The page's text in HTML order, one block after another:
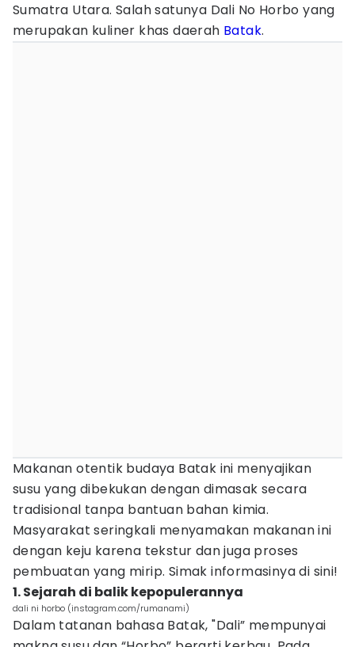
Sumatra Utara. Salah satunya Dali No Horbo yang
merupakan kuliner khas daerah Batak.
Makanan otentik budaya Batak ini menyajikan
susu yang dibekukan dengan dimasak secara
tradisional tanpa bantuan bahan kimia.
Masyarakat seringkali menyamakan makanan ini
dengan keju karena tekstur dan juga proses
pembuatan yang mirip. Simak informasinya di sini!
1. Sejarah di balik kepopulerannya
dali ni horbo (instagram.com/rumanami)
Dalam tatanan bahasa Batak, "Dali” mempunyai